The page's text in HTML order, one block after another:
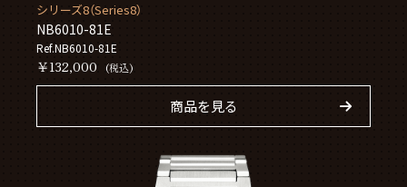
シリーズ8（Series8）
NB6010-81E
Ref.NB6010-81E
￥132,000 (税込)
商品を見る